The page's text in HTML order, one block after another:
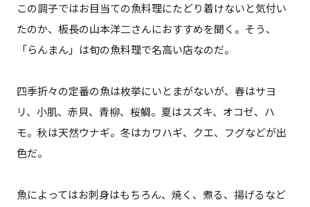
この調子ではお目当ての魚料理にたどり着けないと気付い
たのか、板長の山本洋二さんにおすすめを聞く。そう、
「らんまん」は旬の魚料理で名高い店なのだ。
四季折々の定番の魚は枚挙にいとまがないが、春はサヨ
リ、小肌、赤貝、青柳、桜鯛。夏はスズキ、オコゼ、ハ
モ。秋は天然ウナギ。冬はカワハギ、クエ、フグなどが出
色だ。
魚によってはお刺身はもちろん、焼く、煮る、揚げるなど